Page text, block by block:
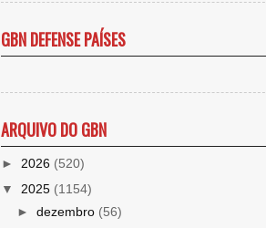
GBN DEFENSE PAÍSES
ARQUIVO DO GBN
► 2026 (520)
▼ 2025 (1154)
► dezembro (56)